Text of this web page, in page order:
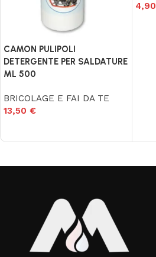
CAMON PULIPOLI
DETERGENTE PER SALDATURE
ML 500
BRICOLAGE E FAI DA TE
13,50 €
4,90